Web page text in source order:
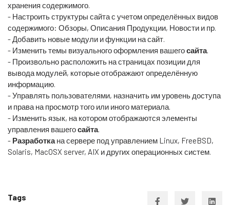
хранения содержимого.
- Настроить структуры сайта с учетом определённых видов
содержимого: Обзоры, Описания Продукции, Новости и пр.
- Добавить новые модули и функции на сайт.
- Изменить темы визуального оформления вашегосайта.
- Произвольно расположить на страницах позиции для
вывода модулей, которые отображают определённую
информацию.
- Управлять пользователями, назначить им уровень доступа
и права на просмотр того или иного материала.
- Изменить язык, на котором отображаются элементы
управления вашегосайта.
- Разработкана сервере под управлением Linux, FreeBSD,
Solaris, MacOSX server, AIX и других операционных систем.
Tags